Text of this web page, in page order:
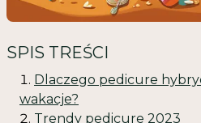
SPIS TREŚCI
Dlaczego pedicure
wakacje?
Trendy pedicure 2023